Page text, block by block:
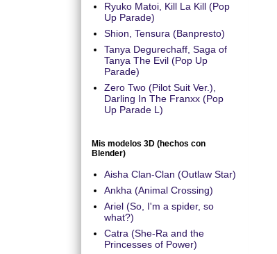
Ryuko Matoi, Kill La Kill (Pop
Up Parade)
Shion, Tensura (Banpresto)
Tanya Degurechaff, Saga of
Tanya The Evil (Pop Up
Parade)
Zero Two (Pilot Suit Ver.),
Darling In The Franxx (Pop
Up Parade L)
Mis modelos 3D (hechos con
Blender)
Aisha Clan-Clan (Outlaw Star)
Ankha (Animal Crossing)
Ariel (So, I'm a spider, so
what?)
Catra (She-Ra and the
Princesses of Power)